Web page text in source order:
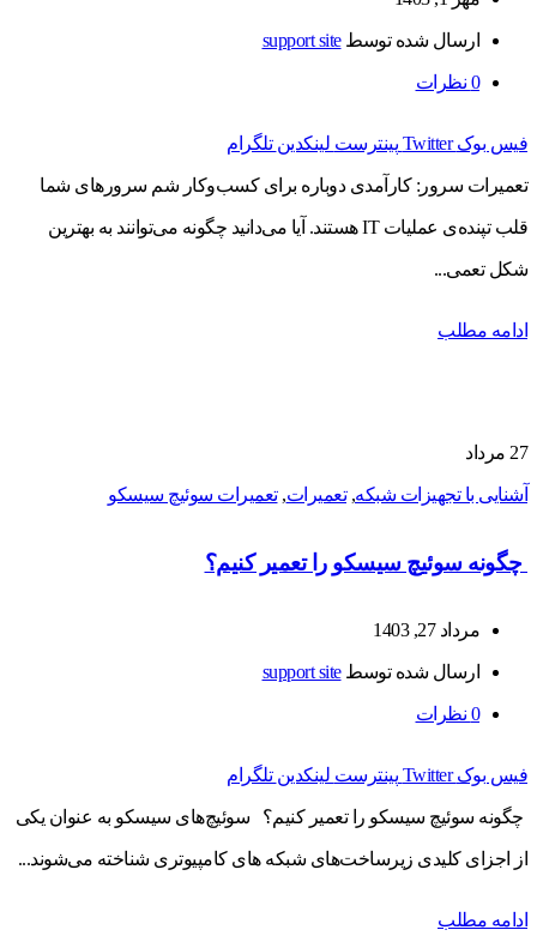
ارسال شده توسطsupport site
0 نظرات
فیس بوک Twitter پینترست لینکدین تلگرام
تعمیرات سرور: کارآمدی دوباره برای کسب‌وکار شم سرورهای شما
قلب تپنده‌ی عملیات IT هستند. آیا می‌دانید چگونه می‌توانند به بهترین
شکل تعمی...
ادامه مطلب
27 مرداد
آشنایی با تجهیزات شبکه,تعمیرات,تعمیرات سوئیچ سیسکو
چگونه سوئیچ سیسکو را تعمیر کنیم؟
مرداد 27, 1403
ارسال شده توسطsupport site
0 نظرات
فیس بوک Twitter پینترست لینکدین تلگرام
چگونه سوئیچ سیسکو را تعمیر کنیم؟ سوئیچ‌های سیسکو به عنوان یکی
از اجزای کلیدی زیرساخت‌های شبکه‌ های کامپیوتری شناخته می‌شوند...
ادامه مطلب